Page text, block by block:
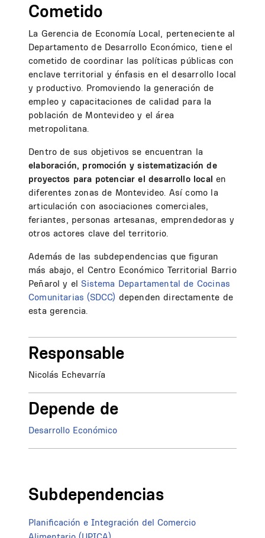
Cometido
La Gerencia de Economía Local, perteneciente al
Departamento de Desarrollo Económico, tiene el
cometido de coordinar las políticas públicas con
enclave territorial y énfasis en el desarrollo local
y productivo. Promoviendo la generación de
empleo y capacitaciones de calidad para la
población de Montevideo y el área
metropolitana.
Dentro de sus objetivos se encuentran la
elaboración, promoción y sistematización de
proyectos para potenciar el desarrollo local en
diferentes zonas de Montevideo. Así como la
articulación con asociaciones comerciales,
feriantes, personas artesanas, emprendedoras y
otros actores clave del territorio.
Además de las subdependencias que figuran
más abajo, el Centro Económico Territorial Barrio
Peñarol y elSistema Departamental de Cocinas
Comunitarias (SDCC) dependen directamente de
esta gerencia.
Responsable
Nicolás Echevarría
Depende de
Desarrollo Económico
Subdependencias
Planificación e Integración del Comercio